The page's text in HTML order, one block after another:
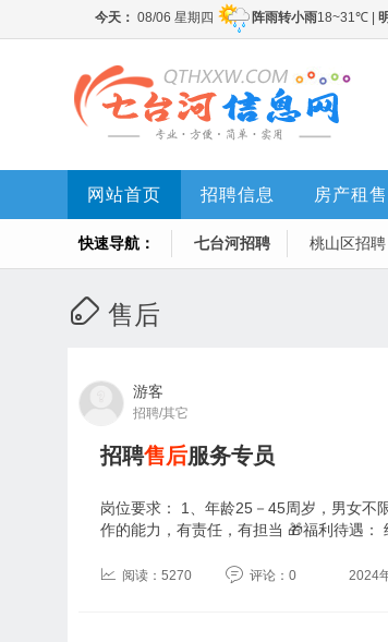
网站首页 招聘信息 房产租售
快速导航： 七台河招聘 桃山区招聘
售后
游客
招聘/其它
招聘售后服务专员
岗位要求： 1、年龄25－45周岁，男女不
作的能力，有责任，有担当 🎁福利待遇：
阅读：5270 评论：0 2024